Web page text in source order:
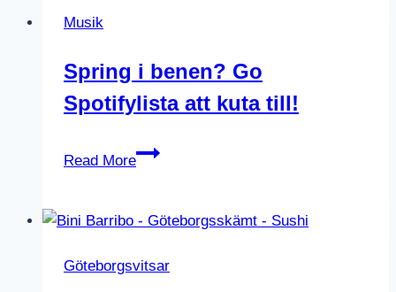
Musik
Spring i benen? Go
Spotifylista att kuta till!
Read More
Spring
Go
att
Göteborgsvitsar